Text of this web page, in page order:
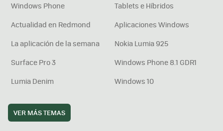
Windows Phone
Tablets e Híbridos
Actualidad en Redmond
Aplicaciones Windows
La aplicación de la semana
Nokia Lumia 925
Surface Pro 3
Windows Phone 8.1 GDR1
Lumia Denim
Windows 10
VER MÁS TEMAS